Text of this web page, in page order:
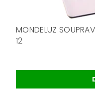
MONDELUZ
12